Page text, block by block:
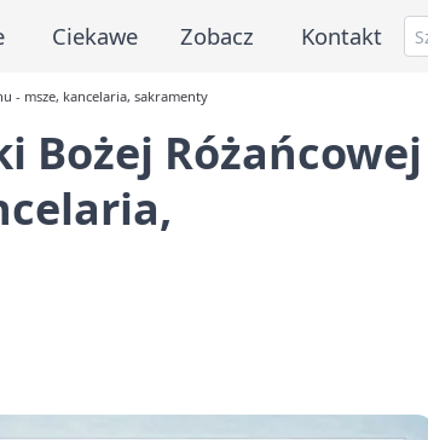
Ciekawe Zobacz Kontakt
- msze, kancelaria, sakramenty
Bożej Różańcowej